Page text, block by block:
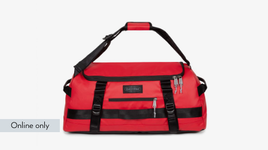
Online only